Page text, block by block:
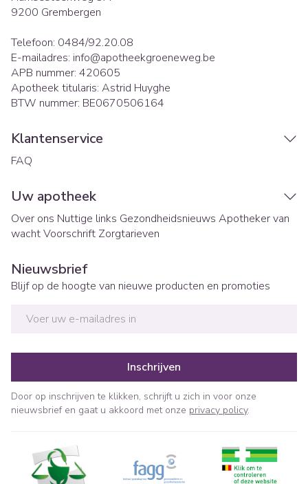
9200 Grembergen
Telefoon: 0484/92.20.08
E-mailadres: info@apotheekgroeneweg.be
APB nummer: 420605
Apotheek titularis: Astrid Huyghe
BTW nummer: BE0670506164
Klantenservice
FAQ
Uw apotheek
Over ons Nuttige links Gezondheidsnieuws Apotheker van
wachtVoorschrift Zorgtarieven
Nieuwsbrief
Blijf op de hoogte van nieuwe producten en promoties
Inschrijven
Door op inschrijven te klikken, schrijft u zich in voor onze
nieuwsbrief en gaat u akkoord met onze privacy policy.